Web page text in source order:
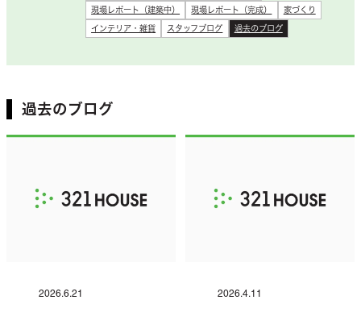
現場レポート（建築中） 現場レポート（完成） 家づくり
インテリア・雑貨 スタッフブログ 過去のブログ
過去のブログ
2026.6.21 2026.4.11